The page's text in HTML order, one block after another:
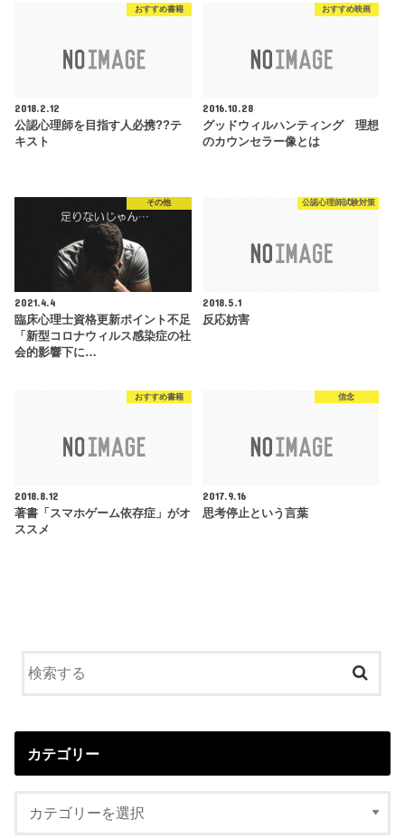
おすすめ書籍
2018.2.12
公認心理師を目指す人必携??テ
キスト
おすすめ映画
2016.10.28
グッドウィルハンティング 理想
のカウンセラー像とは
その他
2021.4.4
臨床心理士資格更新ポイント不足
「新型コロナウィルス感染症の社
会的影響下に…
公認心理師試験対策
2018.5.1
反応妨害
おすすめ書籍
2018.8.12
著書「スマホゲーム依存症」がオ
ススメ
信念
2017.9.16
思考停止という言葉
カテゴリー